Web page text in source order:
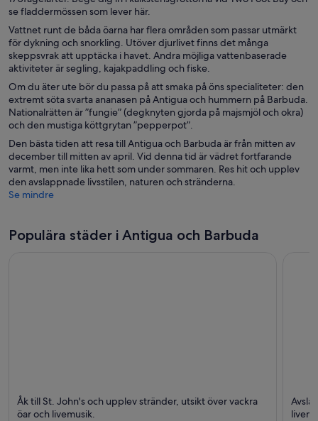
se fladdermössen som lever här.
Vattnet runt de båda öarna har flera områden som passar utmärkt
för dykning och snorkling. Utöver djurlivet finns det många
skeppsvrak att upptäcka i havet. Andra möjliga vattenbaserade
aktiviteter är segling, kajakpaddling och fiske.
Om du äter ute bör du passa på att smaka på öns specialiteter: den
extremt söta svarta ananasen på Antigua och hummern på Barbuda.
Nationalrätten är ”fungie” (degknyten gjorda på majsmjöl och okra)
och den mustiga köttgrytan ”pepperpot”.
Den bästa tiden att resa till Antigua och Barbuda är från mitten av
december till mitten av april. Vid denna tid är vädret fortfarande
varmt, men inte lika hett som under sommaren. Res hit och upplev
den avslappnade livsstilen, naturen och stränderna.
Se mindre
Populära städer i Antigua och Barbuda
St. John's
Stränder, Öar och Hav
Åk till St. John's och upplev stränder, utsikt över vackra
öar och livemusik.